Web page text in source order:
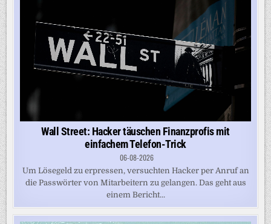
Wall Street: Hacker täuschen Finanzprofis mit
einfachem Telefon-Trick
06-08-2026
Um Lösegeld zu erpressen, versuchten Hacker per Anruf an
die Passwörter von Mitarbeitern zu gelangen. Das geht aus
einem Bericht...